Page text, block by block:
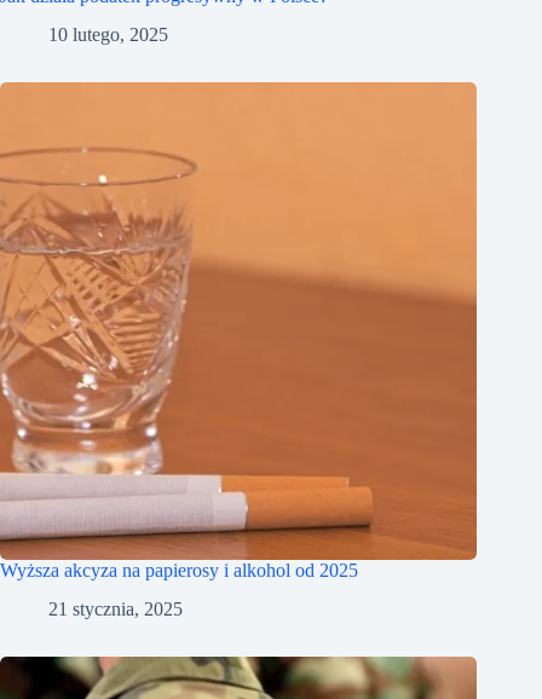
10 lutego, 2025
Wyższa akcyza na papierosy i alkohol od 2025
21 stycznia, 2025